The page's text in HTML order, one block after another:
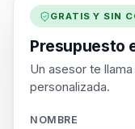
GRATIS Y SIN
Presupuesto
Un asesor te
personalizada.
NOMBRE